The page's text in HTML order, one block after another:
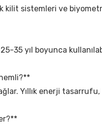
kilit sistemleri ve
35 yıl boyunca
Yıllık enerji